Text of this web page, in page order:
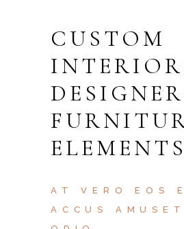
CUSTOM
ELEMENTS
AT VERO EOS
ACCUS